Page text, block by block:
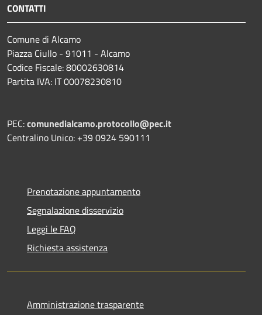
CONTATTI
Comune di Alcamo
Piazza Ciullo - 91011 - Alcamo
Codice Fiscale: 80002630814
Partita IVA: IT 00078230810
PEC:comunedialcamo.protocollo@pec.it
Centralino Unico: +39 0924 590111
Prenotazione appuntamento
Segnalazione disservizio
Leggi le FAQ
Richiesta assistenza
Amministrazione trasparente